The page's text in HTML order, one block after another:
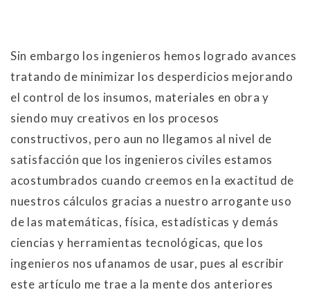
Sin embargo los ingenieros hemos logrado avances
tratando de minimizar los desperdicios mejorando
el control de los insumos, materiales en obra y
siendo muy creativos en los procesos
constructivos, pero aun no llegamos al nivel de
satisfacción que los ingenieros civiles estamos
acostumbrados cuando creemos en la exactitud de
nuestros cálculos gracias a nuestro arrogante uso
de las matemáticas, física, estadísticas y demás
ciencias y herramientas tecnológicas, que los
ingenieros nos ufanamos de usar, pues al escribir
este artículo me trae a la mente dos anteriores